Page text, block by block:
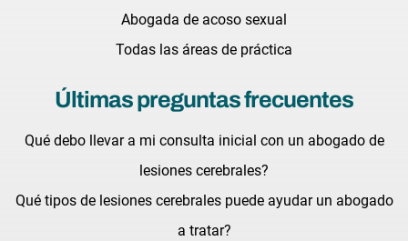
Abogada de acoso sexual
Todas las áreas de práctica
Últimas preguntas frecuentes
Qué debo llevar a mi consulta inicial con un abogado de
lesiones cerebrales?
Qué tipos de lesiones cerebrales puede ayudar un abogado
a tratar?